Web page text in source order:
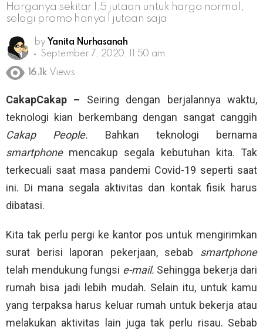
Harganya sekitar 1,5 jutaan untuk harga normal,
selagi promo hanya 1 jutaan saja
by Yanita Nurhasanah
September 7, 2020, 11:50 am
16.1k Views
CakapCakap – Seiring dengan berjalannya waktu,
teknologi kian berkembang dengan sangat canggih
Cakap People. Bahkan teknologi bernama
smartphone mencakup segala kebutuhan kita. Tak
terkecuali saat masa pandemi Covid-19 seperti saat
ini. Di mana segala aktivitas dan kontak fisik harus
dibatasi.
Kita tak perlu pergi ke kantor pos untuk mengirimkan
surat berisi laporan pekerjaan, sebab smartphone
telah mendukung fungsi e-mail. Sehingga bekerja dari
rumah bisa jadi lebih mudah. Selain itu, untuk kamu
yang terpaksa harus keluar rumah untuk bekerja atau
melakukan aktivitas lain juga tak perlu risau. Sebab